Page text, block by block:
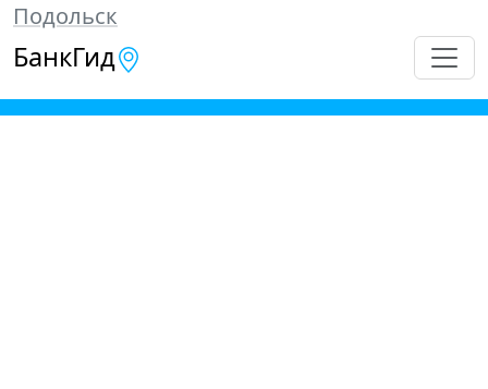
Подольск
БанкГид